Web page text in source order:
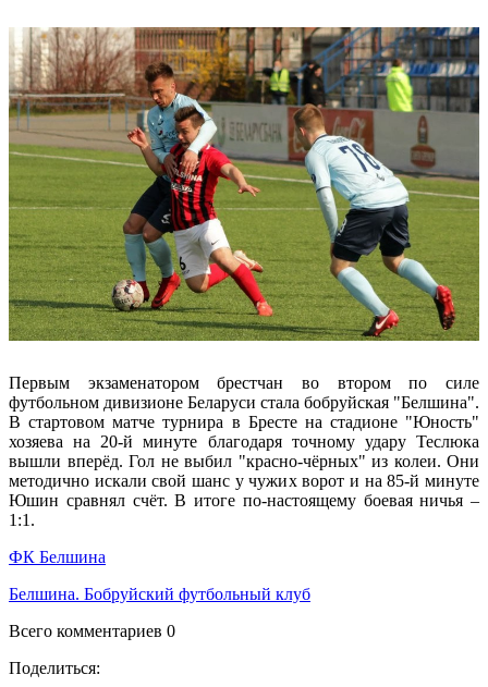
Первым экзаменатором брестчан во втором по силе
футбольном дивизионе Беларуси стала бобруйская "Белшина".
В стартовом матче турнира в Бресте на стадионе "Юность"
хозяева на 20-й минуте благодаря точному удару Теслюка
вышли вперёд. Гол не выбил "красно-чёрных" из колеи. Они
методично искали свой шанс у чужих ворот и на 85-й минуте
Юшин сравнял счёт. В итоге по-настоящему боевая ничья –
1:1.
ФК Белшина
Белшина. Бобруйский футбольный клуб
Всего комментариев 0
Поделиться: